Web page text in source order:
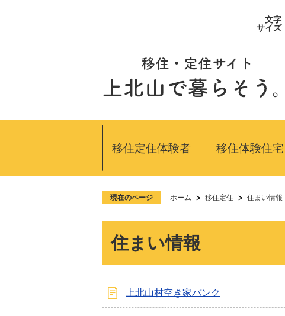
文字
サイズ
移住定住体験者 移住体験住宅
現在のページ ホーム 移住定住 住まい情報
住まい情報
上北山村空き家バンク